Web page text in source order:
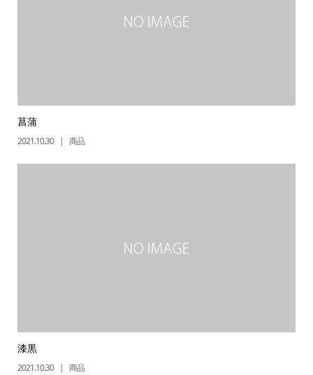
菖蒲
2021.10.30 商品
漆黒
2021.10.30 商品